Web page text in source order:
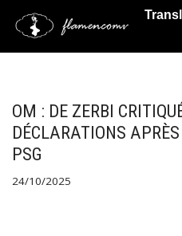
Saltar
OM : DE ZERBI
DÉCLARATIONS
PSG
24/10/2025